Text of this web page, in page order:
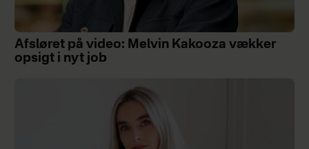
Afsløret på video: Melvin Kakooza vækker
opsigt i nyt job